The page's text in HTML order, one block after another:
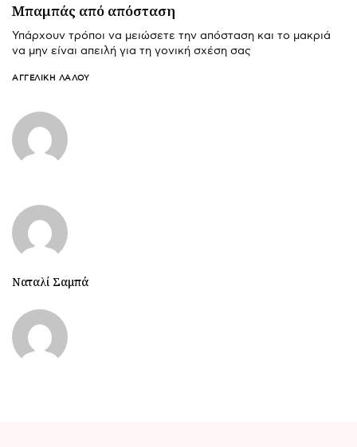
Μπαμπάς από απόσταση
Υπάρχουν τρόποι να μειώσετε την απόσταση και το μακριά
να μην είναι απειλή για τη γονική σχέση σας
ΑΓΓΕΛΙΚΉ ΛΆΛΟΥ
Ναταλί Σαμπά